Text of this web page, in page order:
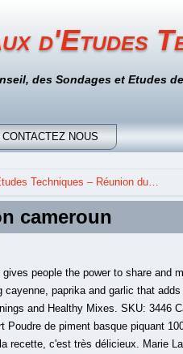
d'Etudes
des Sondages et Etudes
CONTACTEZ NOUS
Techniques – Réunion du…
cameroun
people the power to share and
paprika and garlic that
and Healthy Mixes. SKU: 3446
de piment basque piquant
recette, c'est très délicieux. Marie